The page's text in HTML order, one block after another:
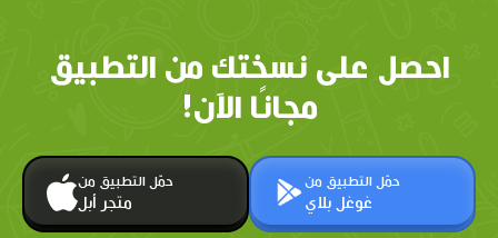
احصل على نسختك من التطبيق
مجانًا الآن!
حمّل التطبيق من
متجر أبل
حمّل التطبيق من
غوغل بلاي